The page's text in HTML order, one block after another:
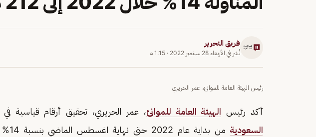
فريق التحرير
نُشر في الأربعاء 28 سبتمبر 2022 · 1:15 م
رئيس الهيئة العامة للموانئ، عمر الحريري
أكد رئيس الهيئة العامة للموانئ، عمر الحريري، تحقيق أرقام قياسية في
السعودية
من